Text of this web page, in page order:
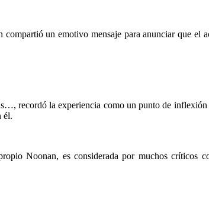
un emotivo mensaje para anunciar que el
recordó la experiencia como un punto de inflexión
él.
Noonan, es considerada por muchos críticos